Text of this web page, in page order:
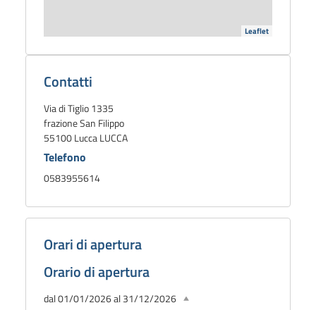
Leaflet
Dettagli
biblioteca
Contatti
Via di Tiglio 1335
frazione San Filippo
55100 Lucca LUCCA
Telefono
0583955614
Orari di apertura
Orario di apertura
dal 01/01/2026 al 31/12/2026